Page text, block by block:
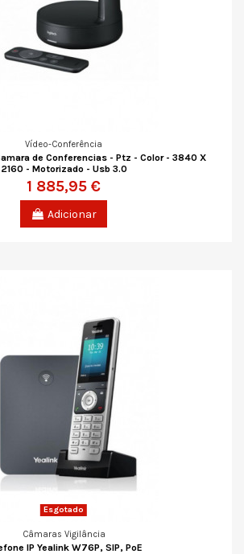
Vídeo-Conferência
de Conferencias - Ptz - Color - 3840 X
2160 - Motorizado - Usb 3.0
1 885,95 €
Adicionar
Esgotado
Câmaras Vigilância
IP Yealink W76P, SIP, PoE